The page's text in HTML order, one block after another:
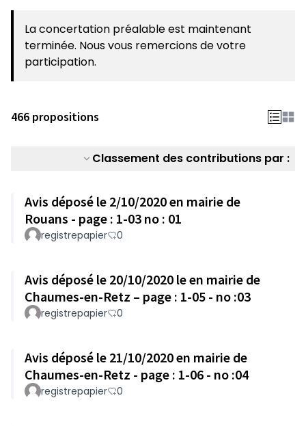
La concertation préalable est maintenant
terminée. Nous vous remercions de votre
participation.
466 propositions
Classement des contributions par :
Avis déposé le 2/10/2020 en mairie de
Rouans - page : 1-03 no : 01
registrepapier 0
Avis déposé le 20/10/2020 le en mairie de
Chaumes-en-Retz – page : 1-05 - no :03
registrepapier 0
Avis déposé le 21/10/2020 en mairie de
Chaumes-en-Retz - page : 1-06 - no :04
registrepapier 0